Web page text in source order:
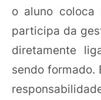
o aluno coloca
participa da
diretamente
sendo formado.